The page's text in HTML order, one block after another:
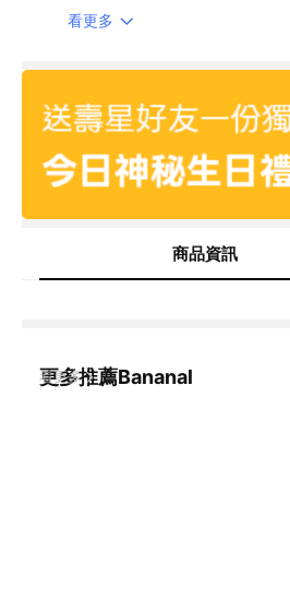
看更多
商品資訊
更多推薦Bananal
看更多